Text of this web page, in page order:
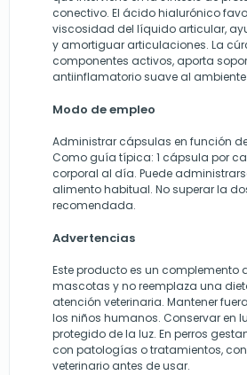
conectivo. El ácido hialurónico
viscosidad del líquido articular,
y amortiguar articulaciones. La
componentes activos, aporta
antiinflamatorio suave al
Modo de empleo
Administrar cápsulas en función
Como guía típica: 1 cápsula por
corporal al día. Puede
alimento habitual. No superar la
recomendada.
Advertencias
Este producto es un complemento
mascotas y no reemplaza una
atención veterinaria. Mantener
los niños humanos. Conservar en
protegido de la luz. En perros
con patologías o tratamientos,
veterinario antes de usar.